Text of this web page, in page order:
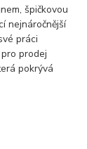
špičkovou
nejnáročnější
práci
prodej
pokrývá